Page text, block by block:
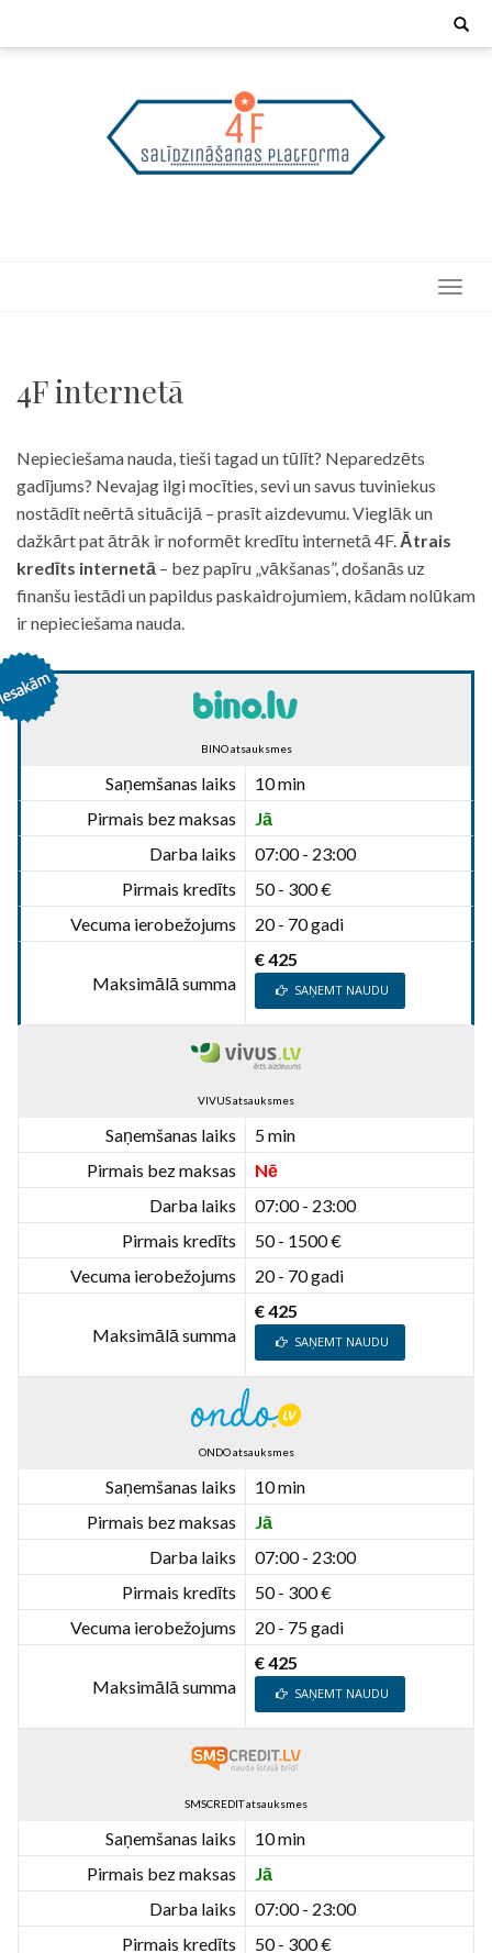
Search
4F internetā
Nepieciešama nauda, tieši tagad un tūlīt? Neparedzēts
gadījums? Nevajag ilgi mocīties, sevi un savus tuviniekus
nostādīt neērtā situācijā – prasīt aizdevumu. Vieglāk un
dažkārt pat ātrāk ir noformēt kredītu internetā 4F. Ātrais
kredīts internetā – bez papīru „vākšanas”, došanās uz
finanšu iestādi un papildus paskaidrojumiem, kādam nolūkam
ir nepieciešama nauda.
BINO atsauksmes
Saņemšanas laiks
10 min
Pirmais bez maksas
Jā
Darba laiks
07:00 - 23:00
Pirmais kredīts
50 - 300 €
Vecuma ierobežojums
20 - 70 gadi
Maksimālā summa
€ 425
SAŅEMT NAUDU
VIVUS atsauksmes
Saņemšanas laiks
5 min
Pirmais bez maksas
Nē
Darba laiks
07:00 - 23:00
Pirmais kredīts
50 - 1500 €
Vecuma ierobežojums
20 - 70 gadi
Maksimālā summa
€ 425
SAŅEMT NAUDU
ONDO atsauksmes
Saņemšanas laiks
10 min
Pirmais bez maksas
Jā
Darba laiks
07:00 - 23:00
Pirmais kredīts
50 - 300 €
Vecuma ierobežojums
20 - 75 gadi
Maksimālā summa
€ 425
SAŅEMT NAUDU
SMSCREDIT atsauksmes
Saņemšanas laiks
10 min
Pirmais bez maksas
Jā
Darba laiks
07:00 - 23:00
Pirmais kredīts
50 - 300 €